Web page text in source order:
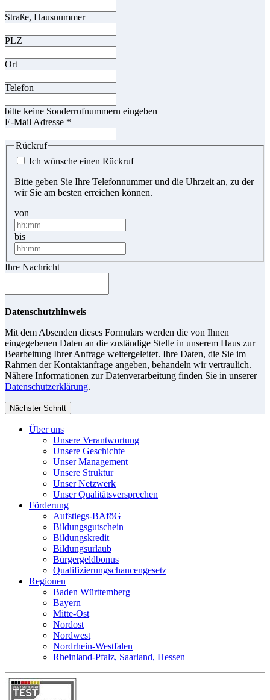
Straße, Hausnummer
PLZ
Ort
Telefon
bitte keine Sonderrufnummern eingeben
E-Mail Adresse *
Rückruf
Ich wünsche einen Rückruf
Bitte geben Sie Ihre Telefonnummer und die Uhrzeit an, zu der
wir Sie am besten erreichen können.
von
bis
Ihre Nachricht
Datenschutzhinweis
Mit dem Absenden dieses Formulars werden die von Ihnen
eingegebenen Daten an die zuständige Stelle in unserem Haus zur
Bearbeitung Ihrer Anfrage weitergeleitet. Ihre Daten, die Sie im
Rahmen der Kontaktanfrage angeben, behandeln wir vertraulich.
Nähere Informationen zur Datenverarbeitung finden Sie in unserer
Datenschutzerklärung.
Nächster Schritt
Über uns
Unsere Verantwortung
Unsere Geschichte
Unser Management
Unsere Struktur
Unser Netzwerk
Unser Qualitätsversprechen
Förderung
Aufstiegs-BAföG
Bildungsgutschein
Bildungskredit
Bildungsurlaub
Bürgergeldbonus
Qualifizierungschancengesetz
Regionen
Baden Württemberg
Bayern
Mitte-Ost
Nordost
Nordwest
Nordrhein-Westfalen
Rheinland-Pfalz, Saarland, Hessen